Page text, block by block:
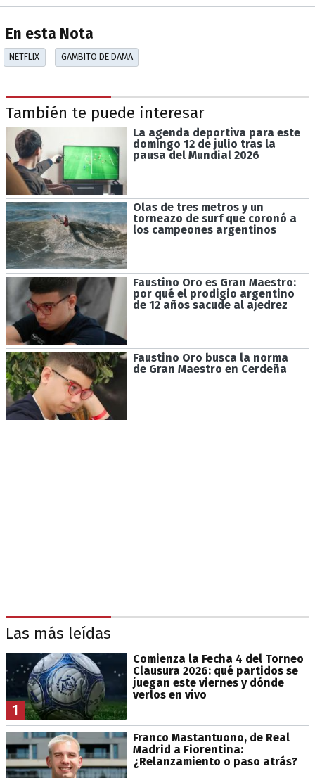
En esta Nota
NETFLIX GAMBITO DE DAMA
También te puede interesar
La agenda deportiva para este
domingo 12 de julio tras la
pausa del Mundial 2026
Olas de tres metros y un
torneazo de surf que coronó a
los campeones argentinos
Faustino Oro es Gran Maestro:
por qué el prodigio argentino
de 12 años sacude al ajedrez
Faustino Oro busca la norma
de Gran Maestro en Cerdeña
Las más leídas
1
Comienza la Fecha 4 del Torneo
Clausura 2026: qué partidos se
juegan este viernes y dónde
verlos en vivo
Franco Mastantuono, de Real
Madrid a Fiorentina:
¿Relanzamiento o paso atrás?